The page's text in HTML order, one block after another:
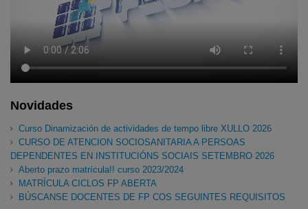
Novidades
Curso Dinamización de actividades de tempo libre XULLO 2026
CURSO DE ATENCION SOCIOSANITARIA A PERSOAS
DEPENDENTES EN INSTITUCIÓNS SOCIAIS SETEMBRO 2026
Aberto prazo matrícula!! curso 2023/2024
MATRÍCULA CICLOS FP ABERTA
BÚSCANSE DOCENTES DE FP COS SEGUINTES REQUISITOS